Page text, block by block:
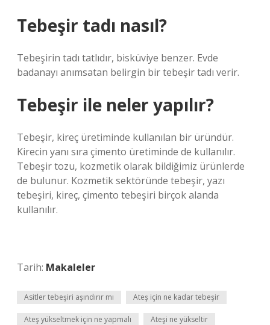
Tebeşir tadı nasıl?
Tebeşirin tadı tatlıdır, bisküviye benzer. Evde
badanayı anımsatan belirgin bir tebeşir tadı verir.
Tebeşir ile neler yapılır?
Tebeşir, kireç üretiminde kullanılan bir üründür.
Kirecin yanı sıra çimento üretiminde de kullanılır.
Tebeşir tozu, kozmetik olarak bildiğimiz ürünlerde
de bulunur. Kozmetik sektöründe tebeşir, yazı
tebeşiri, kireç, çimento tebeşiri birçok alanda
kullanılır.
Tarih: Makaleler
Asitler tebeşiri aşındırır mı Ateş için ne kadar tebeşir
Ateş yükseltmek için ne yapmalı Ateşi ne yükseltir